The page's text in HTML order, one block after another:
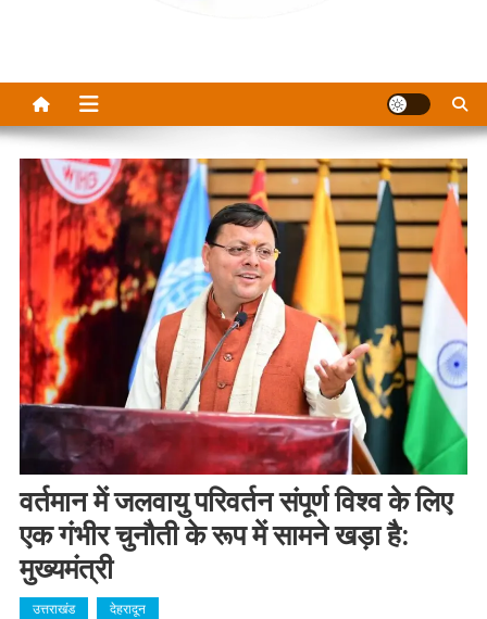
वर्तमान में जलवायु परिवर्तन संपूर्ण विश्व के लिए
एक गंभीर चुनौती के रूप में सामने खड़ा है:
मुख्यमंत्री
उत्तराखंड देहरादून